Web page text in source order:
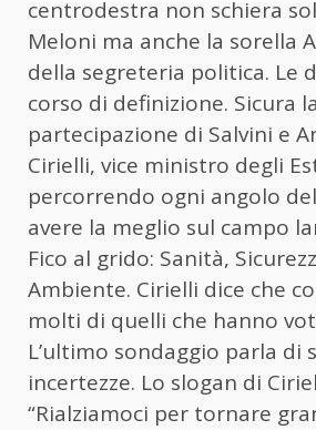
centrodestra non schiera
Meloni ma anche la sorella
della segreteria politica. Le
corso di definizione. Sicura la
partecipazione di Salvini e
Cirielli, vice ministro degli
percorrendo ogni angolo
avere la meglio sul campo
Fico al grido: Sanità,
Ambiente. Cirielli dice che
molti di quelli che hanno
L’ultimo sondaggio parla di
incertezze. Lo slogan di
“Rialziamoci per tornare